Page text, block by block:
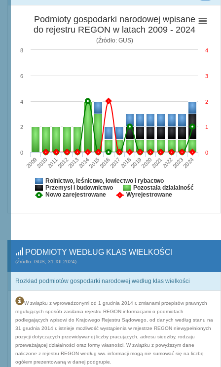
Podmioty gospodarki narodowej wpisane
do rejestru REGON w latach 2009 - 2024
(Źródło: GUS)
2009201020112012201320142015201620172018201920202021202220232024
0
2
4
6
8
0
1
2
3
4
Rolnictwo, leśnictwo, łowiectwo i rybactwo
Przemysł i budownictwo
Pozostała działalność
Nowo zarejestrowane
Wyrejestrowane
PODMIOTY WEDŁUG KLAS WIELKOŚCI
(Źródło: GUS, 31.XII.2024)
Rozkład podmiotów gospodarki narodowej według klas wielkości
W związku z wprowadzonymi od 1 grudnia 2014 r. zmianami przepisów prawnych
regulujących sposób zasilania rejestru REGON informacjami o podmiotach
podlegających wpisowi do Krajowego Rejestru Sądowego, od danych według stanu na
31 grudnia 2014 r. istnieje możliwość wystąpienia w rejestrze REGON niewypełnionych
pozycji dotyczących przewidywanej liczby pracujących, adresu siedziby, rodzaju
przeważającej działalności oraz formy własności. W związku z powyższym dane
naliczone z rejestru REGON według ww. informacji mogą nie sumować się na liczbę
ogółem prezentowaną w danej podgrupie.